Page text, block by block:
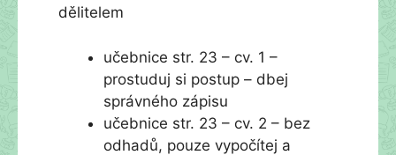
dělitelem
učebnice str. 23 – cv. 1 –
prostuduj si postup – dbej
správného zápisu
učebnice str. 23 – cv. 2 – bez
odhadů, pouze vypočítej a